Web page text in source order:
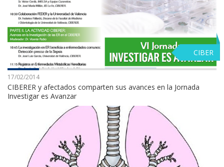
CIBER
17/02/2014
CIBERER y afectados comparten sus avances en la Jornada
Investigar es Avanzar